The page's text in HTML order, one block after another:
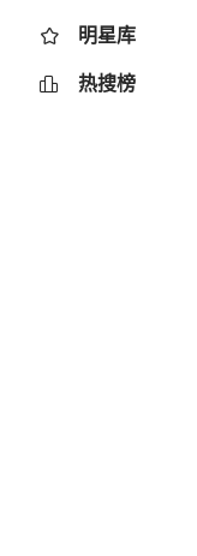
明星库
热搜榜